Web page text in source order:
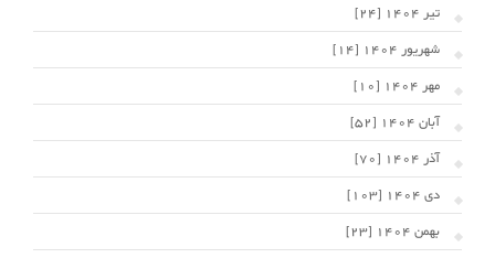
تیر 1404 [24]
شهریور 1404 [14]
مهر 1404 [10]
آبان 1404 [52]
آذر 1404 [70]
دی 1404 [103]
بهمن 1404 [23]